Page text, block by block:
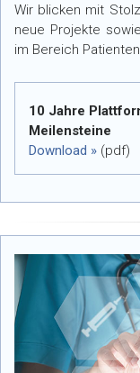
Wir blicken mit
neue Projekte
im Bereich
10 Jahre
Meilensteine
Download » (pdf)